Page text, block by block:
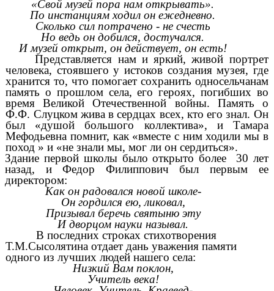
«Свой музей пора нам открывать».
По инстанциям ходил он ежедневно.
Сколько сил потрачено - не счесть
Но ведь он добился, достучался.
И музей открыт, он действует, он есть!
Представляется нам и яркий, живой портрет
человека, стоявшего у истоков создания музея, где
хранится то, что помогает сохранить односельчанам
память о прошлом села, его героях, погибших во
время Великой Отечественной войны. Память о
Ф.Ф. Слуцком жива в сердцах всех, кто его знал. Он
был «душой большого коллектива», и Тамара
Мефодьевна помнит, как «вместе с ним ходили мы в
поход » и «не знали мы, мог ли он сердиться».
Здание первой школы было открыто более 30 лет
назад, и Федор Филиппович был первым ее
директором:
Как он радовался новой школе-
Он гордился ею, ликовал,
Призывал беречь святыню эту
И дворцом науки называл.
В последних строках стихотворения
Т.М.Сысолятина отдает дань уважения памяти
одного из лучших людей нашего села:
Низкий Вам поклон,
Учитель века!